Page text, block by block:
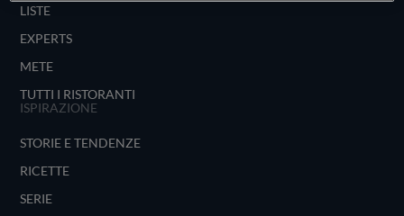
LISTE
EXPERTS
METE
TUTTI I RISTORANTI
ISPIRAZIONE
STORIE E TENDENZE
RICETTE
SERIE